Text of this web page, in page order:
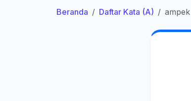
Beranda Daftar Kata (A) ampek